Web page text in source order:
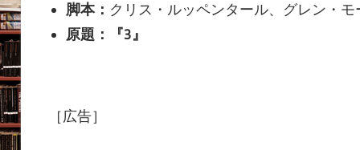
脚本： クリス・ルッペンタール、グレン・
原題：『3』
［広告］